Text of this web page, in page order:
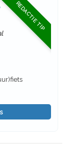
REDACTIE TIP